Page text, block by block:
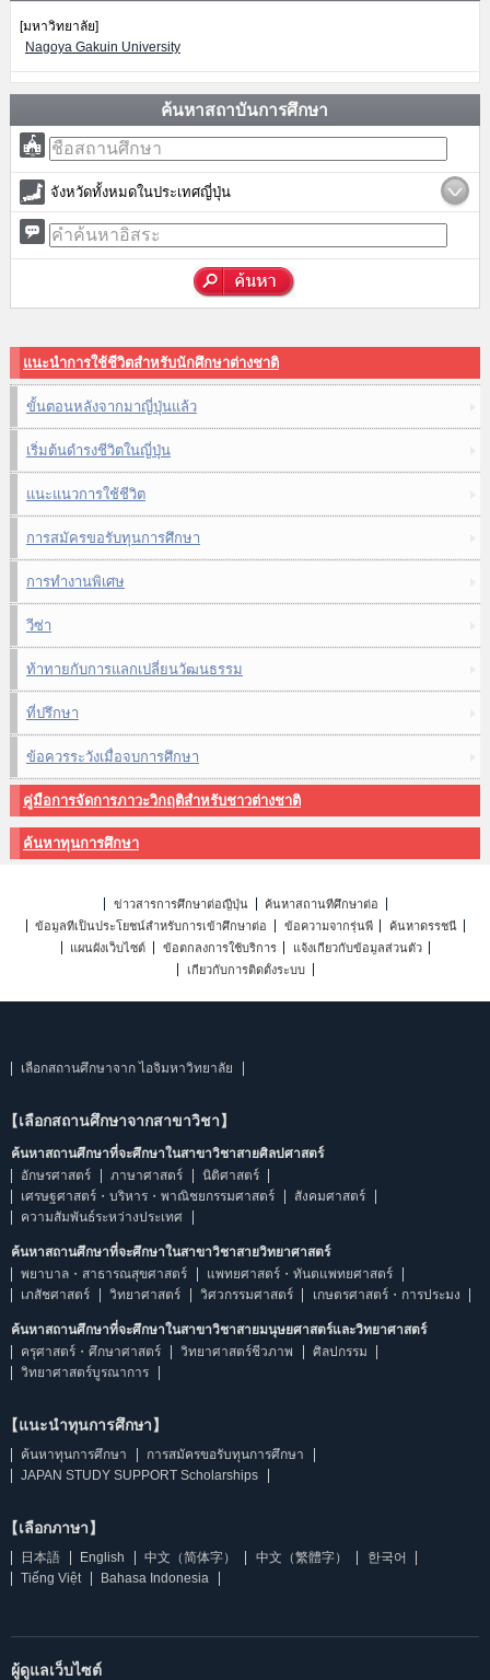
[มหาวิทยาลัย]
Nagoya Gakuin University
ค้นหาสถาบันการศึกษา
จังหวัดทั้งหมดในประเทศญี่ปุ่น
แนะนำการใช้ชีวิตสำหรับนักศึกษาต่างชาติ
ขั้นตอนหลังจากมาญี่ปุ่นแล้ว
เริ่มต้นดำรงชีวิตในญี่ปุ่น
แนะแนวการใช้ชีวิต
การสมัครขอรับทุนการศึกษา
การทำงานพิเศษ
วีซ่า
ท้าทายกับการแลกเปลี่ยนวัฒนธรรม
ที่ปรึกษา
ข้อควรระวังเมื่อจบการศึกษา
คู่มือการจัดการภาวะวิกฤติสำหรับชาวต่างชาติ
ค้นหาทุนการศึกษา
ข่าวสารการศึกษาต่อญี่ปุ่น
ค้นหาสถานที่ศึกษาต่อ
ข้อมูลที่เป็นประโยชน์สำหรับการเข้าศึกษาต่อ
ข้อความจากรุ่นพี่
ค้นหาดรรชนี
แผนผังเว็บไซต์
ข้อตกลงการใช้บริการ
แจ้งเกี่ยวกับข้อมูลส่วนตัว
เกี่ยวกับการติดตั้งระบบ
เลือกสถานศึกษาจาก ไอจิมหาวิทยาลัย
【เลือกสถานศึกษาจากสาขาวิชา】
ค้นหาสถานศึกษาที่จะศึกษาในสาขาวิชาสายศิลปศาสตร์
อักษรศาสตร์
ภาษาศาสตร์
นิติศาสตร์
เศรษฐศาสตร์・บริหาร・พาณิชยกรรมศาสตร์
สังคมศาสตร์
ความสัมพันธ์ระหว่างประเทศ
ค้นหาสถานศึกษาที่จะศึกษาในสาขาวิชาสายวิทยาศาสตร์
พยาบาล・สาธารณสุขศาสตร์
แพทยศาสตร์・ทันตแพทยศาสตร์
เภสัชศาสตร์
วิทยาศาสตร์ วิศวกรรมศาสตร์ เกษตรศาสตร์・การประมง
ค้นหาสถานศึกษาที่จะศึกษาในสาขาวิชาสายมนุษยศาสตร์และวิทยาศาสตร์
ครุศาสตร์・ศึกษาศาสตร์
วิทยาศาสตร์ชีวภาพ
ศิลปกรรม
วิทยาศาสตร์บูรณาการ
【แนะนำทุนการศึกษา】
ค้นหาทุนการศึกษา
การสมัครขอรับทุนการศึกษา
JAPAN STUDY SUPPORT Scholarships
【เลือกภาษา】
日本語 English 中文（简体字） 中文（繁體字）
한국어
Tiếng Việt
Bahasa Indonesia
ผู้ดูแลเว็บไซต์